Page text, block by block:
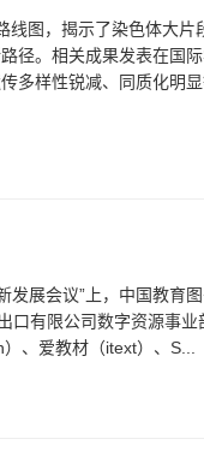
图，揭示了染色体大片
。相关成果发表在国际
多样性锐减、同质化明
展会议”上，中国教育
有限公司数字资源事业
、爱教材（itext）、S...